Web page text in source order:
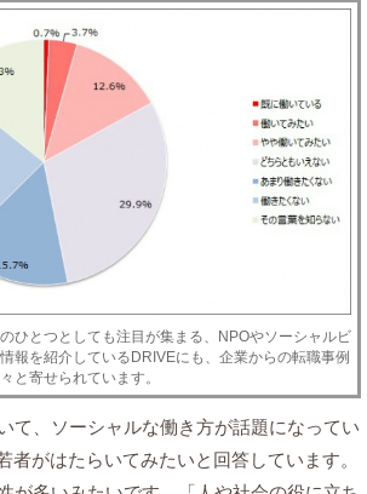
ひとつとしても注目が集まる、NPOやソーシャルビ
報を紹介しているDRIVEにも、企業からの転職事例
と寄せられています。
て、ソーシャルな働き方が話題になってい
者がはたらいてみたいと回答しています。